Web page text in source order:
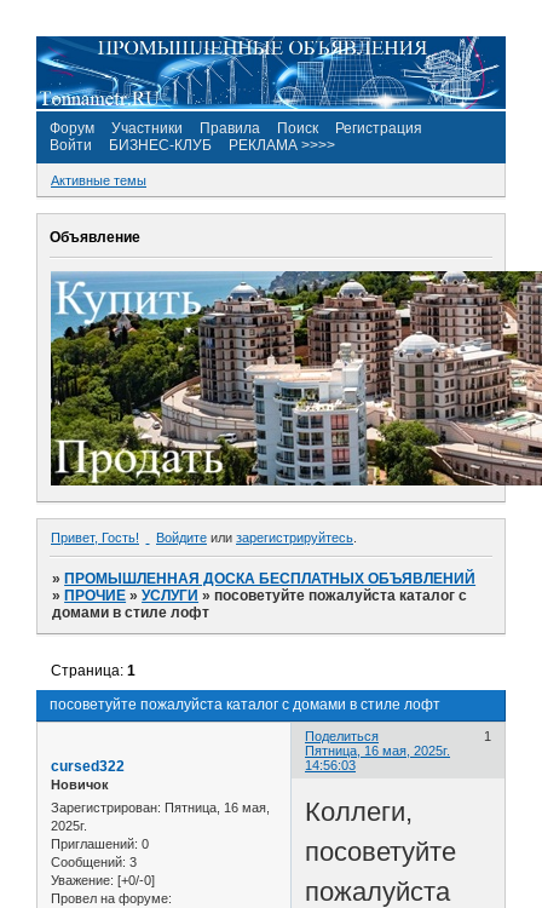
Форум Участники Правила Поиск
Регистрация
Войти
БИЗНЕС-КЛУБ РЕКЛАМА >>>>
Активные темы
Объявление
Привет, Гость! Войдите или зарегистрируйтесь
»ПРОМЫШЛЕННАЯ ДОСКА БЕСПЛАТНЫХ ОБЪЯВЛЕНИЙ
»ПРОЧИЕ »УСЛУГИ »посоветуйте пожалуйста каталог с
домами в стиле лофт
посоветуйте пожалуйста каталог с домами в стиле лофт
Страница:1
Поделиться
1
Пятница, 16 мая, 2025г.
14:56:03
cursed322
Новичок
Зарегистрирован: Пятница, 16 мая,
2025г.
Приглашений: 0
Сообщений: 3
Уважение: [+0/-0]
Провел на форуме:
Коллеги,
посоветуйте
пожалуйста